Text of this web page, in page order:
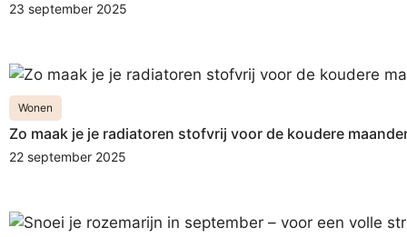
23 september 2025
Wonen
Zo maak je je radiatoren stofvrij voor de koudere
22 september 2025